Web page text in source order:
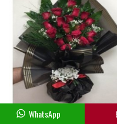
WhatsApp